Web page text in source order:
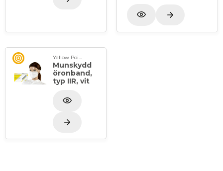
Yellow Point
Munskydd
öronband,
typ IIR, vit